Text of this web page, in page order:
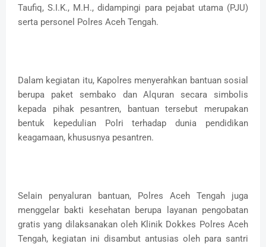
Taufiq, S.I.K., M.H., didampingi para pejabat utama (PJU)
serta personel Polres Aceh Tengah.
Dalam kegiatan itu, Kapolres menyerahkan bantuan sosial
berupa paket sembako dan Alquran secara simbolis
kepada pihak pesantren, bantuan tersebut merupakan
bentuk kepedulian Polri terhadap dunia pendidikan
keagamaan, khususnya pesantren.
Selain penyaluran bantuan, Polres Aceh Tengah juga
menggelar bakti kesehatan berupa layanan pengobatan
gratis yang dilaksanakan oleh Klinik Dokkes Polres Aceh
Tengah, kegiatan ini disambut antusias oleh para santri